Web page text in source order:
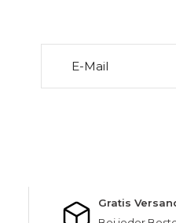
E-Mail
Gratis